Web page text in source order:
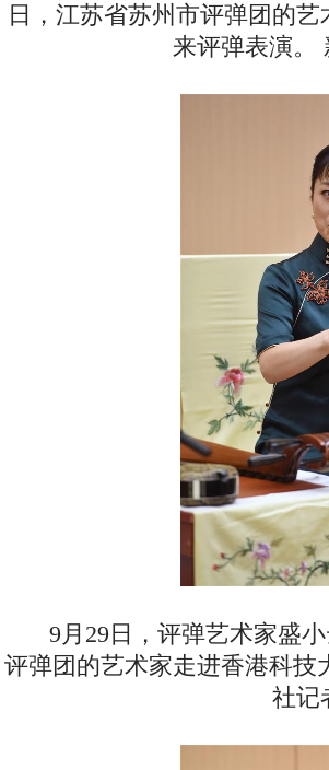
日，江苏省苏州市评弹团的
来评弹表演。
9月29日，评弹艺术家盛小
评弹团的艺术家走进香港科
社记